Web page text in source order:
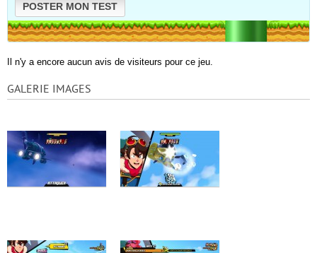
POSTER MON TEST
Il n'y a encore aucun avis de visiteurs pour ce jeu.
GALERIE IMAGES